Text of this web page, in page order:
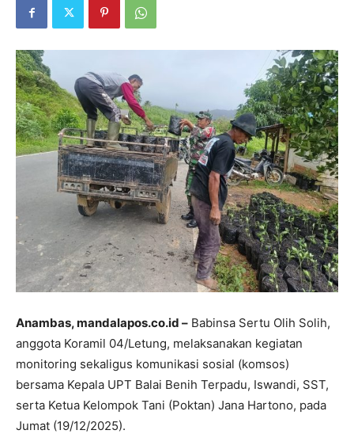
Anambas, mandalapos.co.id – Babinsa Sertu Olih Solih,
anggota Koramil 04/Letung, melaksanakan kegiatan
monitoring sekaligus komunikasi sosial (komsos)
bersama Kepala UPT Balai Benih Terpadu, Iswandi, SST,
serta Ketua Kelompok Tani (Poktan) Jana Hartono, pada
Jumat (19/12/2025).